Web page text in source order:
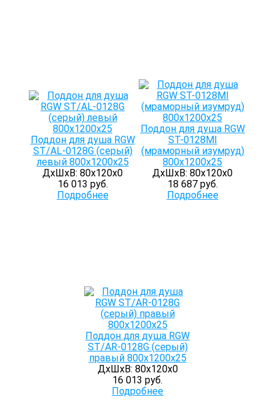
Поддон для душа RGW
ST/AL-0128G (серый)
левый 800х1200х25
ДхШхВ: 80х120х0
16 013 руб.
Подробнее
Поддон для душа RGW
ST-0128MI
(мраморный изумруд)
800х1200х25
ДхШхВ: 80х120х0
18 687 руб.
Подробнее
Поддон для душа RGW
ST/AR-0128G (серый)
правый 800х1200х25
ДхШхВ: 80х120х0
16 013 руб.
Подробнее